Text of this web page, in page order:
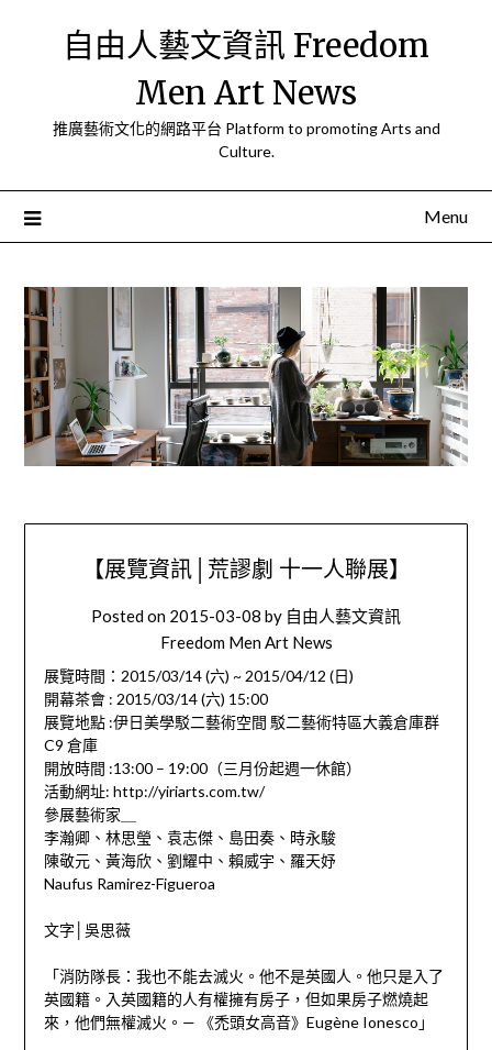
自由人藝文資訊 Freedom
Men Art News
推廣藝術文化的網路平台 Platform to promoting Arts and
Culture.
Menu
【展覽資訊│荒謬劇 十一人聯展】
Posted on 2015-03-08 by 自由人藝文資訊
Freedom Men Art News
展覽時間：2015/03/14 (六) ~ 2015/04/12 (日)
開幕茶會 : 2015/03/14 (六) 15:00
展覽地點 :伊日美學駁二藝術空間 駁二藝術特區大義倉庫群
C9 倉庫
開放時間 :13:00 – 19:00（三月份起週一休館）
活動網址: http://yiriarts.com.tw/
參展藝術家＿
李瀚卿、林思瑩、袁志傑、島田奏、時永駿
陳敬元、黃海欣、劉耀中、賴威宇、羅天妤
Naufus Ramirez-Figueroa
文字│吳思薇
「消防隊長：我也不能去滅火。他不是英國人。他只是入了
英國籍。入英國籍的人有權擁有房子，但如果房子燃燒起
來，他們無權滅火。— 《禿頭女高音》Eugène Ionesco」